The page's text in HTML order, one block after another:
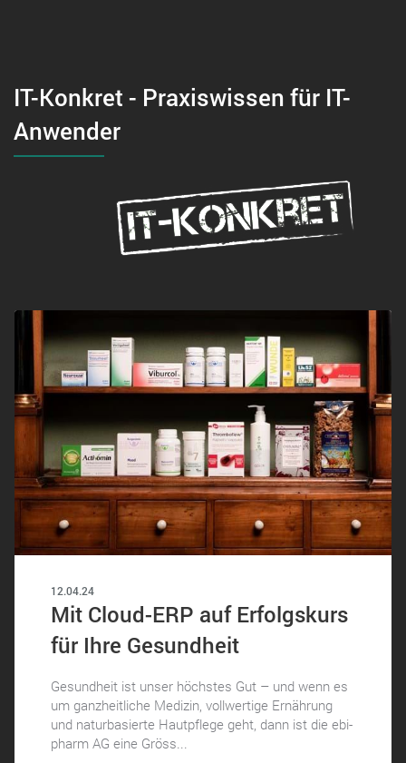
IT-Konkret - Praxiswissen für IT-
Anwender
12.04.24
Mit Cloud-ERP auf Erfolgskurs
für Ihre Gesundheit
Gesundheit ist unser höchstes Gut – und wenn es
um ganzheitliche Medizin, vollwertige Ernährung
und naturbasierte Hautpflege geht, dann ist die ebi-
pharm AG eine Gröss...